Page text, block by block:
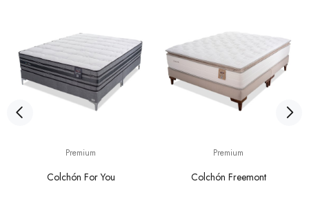
Premium
Colchón For You
Premium
Colchón Freemont